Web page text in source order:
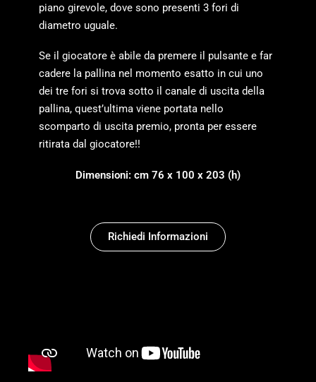
piano girevole, dove sono presenti 3 fori di
diametro uguale.
Se il giocatore è abile da premere il pulsante e far
cadere la pallina nel momento esatto in cui uno
dei tre fori si trova sotto il canale di uscita della
pallina, quest’ultima viene portata nello
scomparto di uscita premio, pronta per essere
ritirata dal giocatore!!
Dimensioni: cm 76 x 100 x 203 (h)
Richiedi Informazioni